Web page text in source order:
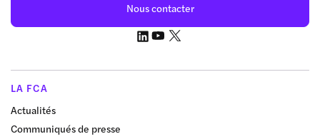
Nous contacter
LA FCA
Actualités
Communiqués de presse